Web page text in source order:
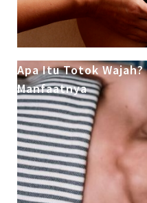
Apa Itu Totok
Manfaatnya